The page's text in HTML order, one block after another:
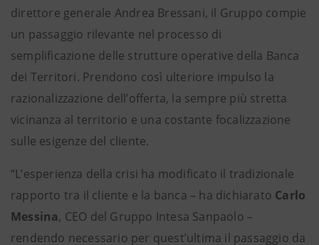
direttore generale Andrea Bressani, il Gruppo compie
un passaggio rilevante nel processo di
semplificazione delle strutture operative della Banca
dei Territori. Prendono così ulteriore impulso la
razionalizzazione dell’offerta, la sempre più stretta
vicinanza al territorio e una costante focalizzazione
sulle esigenze del cliente.
“L’esperienza della crisi ha modificato il tradizionale
rapporto tra il cliente e la banca – ha dichiarato Carlo
Messina, CEO del Gruppo Intesa Sanpaolo –
rendendo necessario per quest’ultima il passaggio da